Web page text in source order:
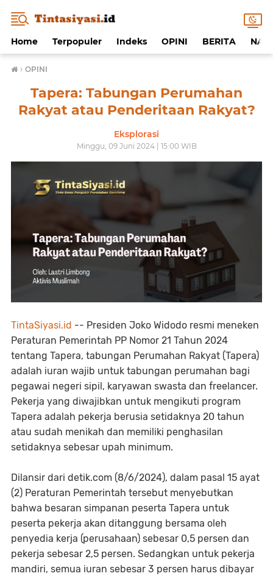
Home Terpopuler Indeks OPINI BERITA
› OPINI
Tapera: Tabungan Perumahan
Rakyat atau Penderitaan Rakyat?
Eksplorasi
Minggu, 09 Juni 2024 | 15:00 WIB
TintaSiyasi.id -- Presiden Joko Widodo resmi meneken
Peraturan Pemerintah PP Nomor 21 Tahun 2024
tentang Tapera, tabungan Perumahan Rakyat (Tapera)
adalah iuran wajib untuk tabungan perumahan bagi
pegawai negeri sipil, karyawan swasta dan freelancer.
Pekerja yang diwajibkan untuk mengikuti program
Tapera adalah pekerja berusia setidaknya 20 tahun
atau sudah menikah dan memiliki penghasilan
setidaknya sebesar upah minimum.
Dilansir dari detik.com (8/6/2024), dalam pasal 15 ayat
(2) Peraturan Pemerintah tersebut menyebutkan
bahwa besaran simpanan peserta Tapera untuk
peserta pekerja akan ditanggung bersama oleh
penyedia kerja (perusahaan) sebesar 0,5 persen dan
pekerja sebesar 2,5 persen. Sedangkan untuk pekerja
mandiri, semua iuran sebesar 3 persen harus dibayar